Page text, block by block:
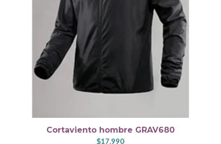
Cortaviento hombre GRAV680
$17.990